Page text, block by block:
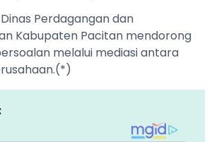
Perdagangan dan
Kabupaten Pacitan mendorong
melalui mediasi antara